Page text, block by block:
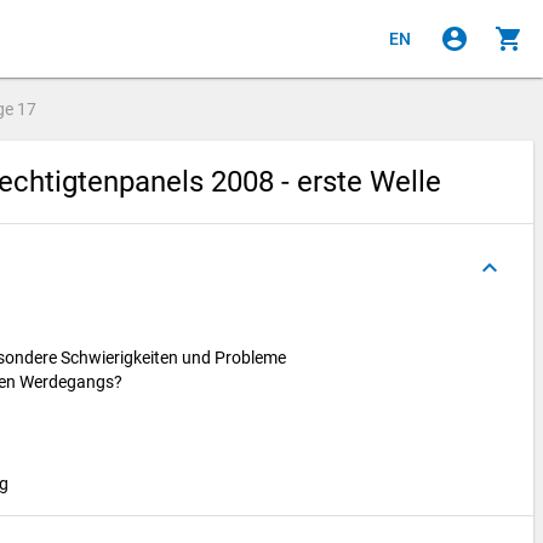
EN account_circle shopping_cart
17
2008 - erste Welle
keyboard_arrow_up
Schwierigkeiten und Probleme
Werdegangs?